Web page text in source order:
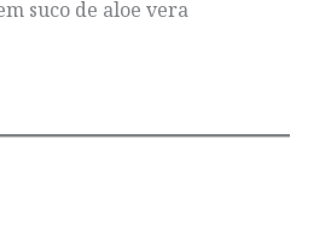
suco de aloe vera